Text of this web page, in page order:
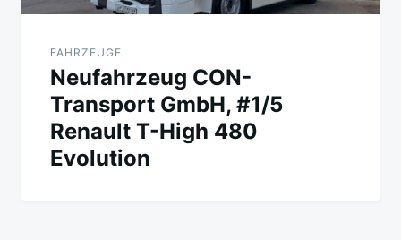
FAHRZEUGE
Neufahrzeug CON-
Transport GmbH, #1/5
Renault T-High 480
Evolution